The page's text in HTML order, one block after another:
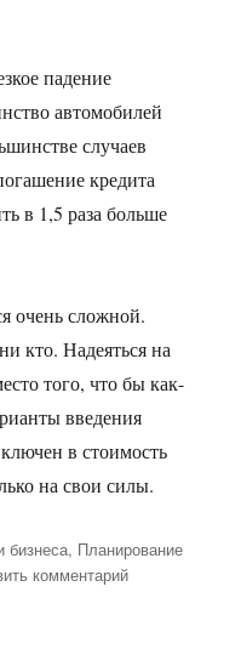
падение
автомобилей
случаев
кредита
в 1,5 раза больше
очень сложной.
кто. Надеяться на
того, что бы как-
введения
в стоимость
на свои силы.
бизнеса, Планирование
комментарийк